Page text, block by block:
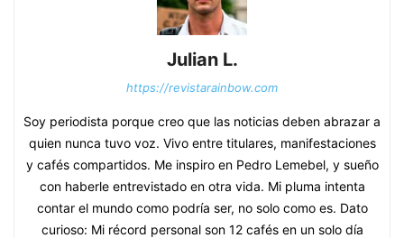
Julian L.
https://revistarainbow.com
Soy periodista porque creo que las noticias deben abrazar a
quien nunca tuvo voz. Vivo entre titulares, manifestaciones
y cafés compartidos. Me inspiro en Pedro Lemebel, y sueño
con haberle entrevistado en otra vida. Mi pluma intenta
contar el mundo como podría ser, no solo como es. Dato
curioso: Mi récord personal son 12 cafés en un solo día